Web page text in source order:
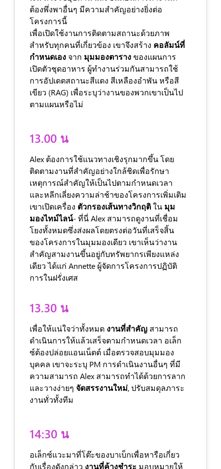
ต้องพึ่งพาอื่นๆ มีความสำคัญอย่างยิ่งต่อ
โครงการนี้
เพื่อเปิดใช้งานการติดตามสถานะด้วยภาพ
สำหรับทุกคนที่เกี่ยวข้อง เขาจึงสร้าง คอลัมน์ที่
กำหนดเอง จาก มุมมองตารางของแผนการ
เปิดตัวชุดอาหาร ผู้ทำงานร่วมกันสามารถใช้
การอัปเดตสถานะสีแดง สีเหลืองอำพัน หรือสี
เขียว (RAG) เพื่อระบุว่างานของพวกเขาเป็นไป
ตามแผนหรือไม่
13.00 น
Alex ต้องการใช้แนวทางเชิงรุกมากขึ้น โดย
ติดตามงานที่สำคัญอย่างใกล้ชิดเพื่อรักษา
เหตุการณ์สำคัญให้เป็นไปตามกำหนดเวลา
และหลีกเลี่ยงความล่าช้าของโครงการเพิ่มเติม
เขาเปิดเครื่อง ตัวกรองเส้นทางวิกฤติใน มุม
มองไทม์ไลน์- ที่นี่ Alex สามารถดูงานที่เชื่อม
โยงทั้งหมดซึ่งส่งผลโดยตรงต่อวันที่เสร็จสิ้น
ของโครงการในมุมมองเดียว เขาเห็นว่างาน
สำคัญสามงานขึ้นอยู่กับทรัพยากรเพียงแหล่ง
เดียว ได้แก่ Annette ผู้จัดการโครงการปฏิบัติ
การในฝรั่งเศส
13.30 น
เพื่อให้แน่ใจว่าทั้งหมด งานที่สำคัญ สามารถ
ดำเนินการให้แล้วเสร็จตามกำหนดเวลา อเล็ก
ซ์ต้องปล่อยแอนเน็ตต์ เมื่อตรวจสอบมุมมอง
บุคคล เขาจะระบุ PM การดำเนินงานอื่นๆ ที่มี
ความสามารถ Alex สามารถทำได้ด้วยการลาก
และวางง่ายๆ จัดสรรงานใหม่, ปรับสมดุลภาระ
งานทั่วทั้งทีม
14:30 น
อเล็กซ์แวะมาที่โต๊ะของบาเบ็กเพื่อหารือเกี่ยว
กับเรื่องดังกล่าว งานที่ค้างชำระ มอบหมายให้